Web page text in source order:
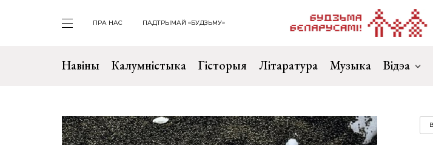
ПРА НАС ПАДТРЫМАЙ «БУДЗЬМУ»
Навіны Калумністыка Гісторыя Літаратура Музыка Відэа